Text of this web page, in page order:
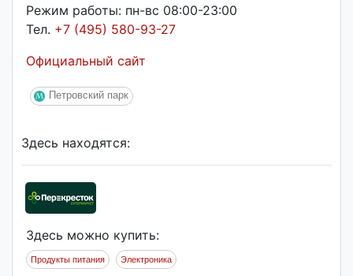
Режим работы: пн-вс 08:00-23:00
Тел. +7 (495) 580-93-27
Официальный сайт
Петровский парк
Здесь находятся:
Здесь можно купить:
Продукты питания Электроника